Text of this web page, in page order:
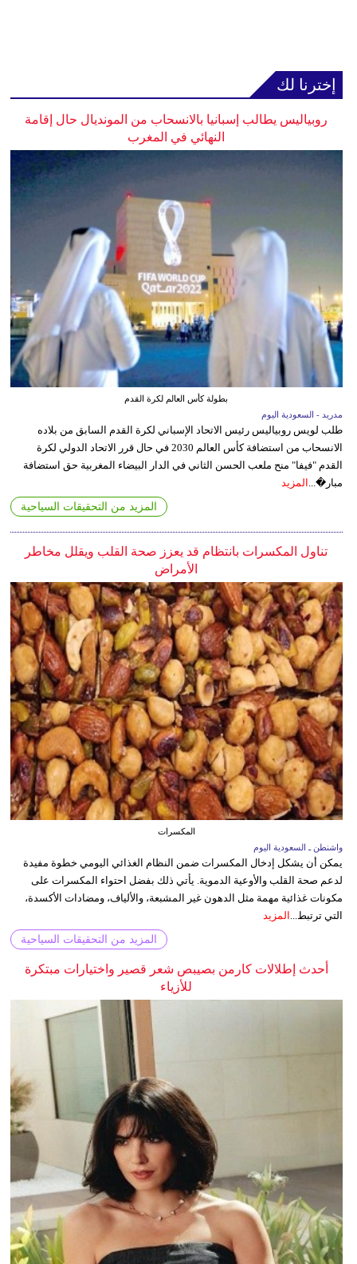
إخترنا لك
روبياليس يطالب إسبانيا بالانسحاب من المونديال حال إقامة
النهائي في المغرب
بطولة كأس العالم لكرة القدم
مدريد - السعودية اليوم
طلب لويس روبياليس رئيس الاتحاد الإسباني لكرة القدم السابق من بلاده
الانسحاب من استضافة كأس العالم 2030 في حال قرر الاتحاد الدولي لكرة
القدم "فيفا" منح ملعب الحسن الثاني في الدار البيضاء المغربية حق استضافة
مبار�... المزيد
المزيد من التحقيقات السياحية
تناول المكسرات بانتظام قد يعزز صحة القلب ويقلل مخاطر
الأمراض
المكسرات
واشنطن ـ السعودية اليوم
يمكن أن يشكل إدخال المكسرات ضمن النظام الغذائي اليومي خطوة مفيدة
لدعم صحة القلب والأوعية الدموية. يأتي ذلك بفضل احتواء المكسرات على
مكونات غذائية مهمة مثل الدهون غير المشبعة، والألياف، ومضادات الأكسدة،
التي ترتبط... المزيد
المزيد من التحقيقات السياحية
أحدث إطلالات كارمن بصيبص شعر قصير واختيارات مبتكرة
للأزياء